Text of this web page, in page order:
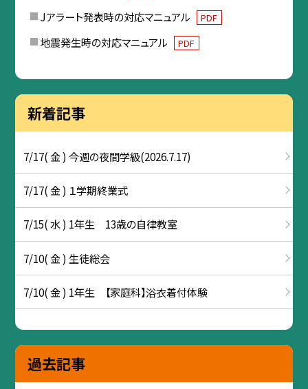
Jアラート発表時の対応マニュアル
PDF
地震発生時の対応マニュアル PDF
新着記事
7/17( 金 ) 今週の夜間学級(2026.7.17)
7/17( 金 ) １学期終業式
7/15( 水 ) 1年生 13歳の自律教室
7/10( 金 ) 生徒総会
7/10( 金 ) 1年生 【家庭科】浴衣着付体験
過去記事